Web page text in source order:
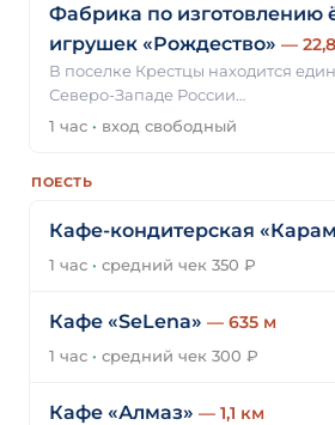
Фабрика по изготовлению
игрушек «Рождество» —
В поселке Крестцы находится
Северо-Западе России…
1 час · вход свободный
ПОЕСТЬ
Кафе-кондитерская
1 час · средний чек 350 ₽
Кафе «SeLena» — 635 м
1 час · средний чек 300 ₽
Кафе «Алмаз» — 1,1 км